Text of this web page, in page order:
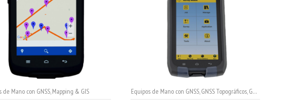
de Mano con GNSS,Mapping & GIS Equipos de Mano con GNSS,GNSS Topográficos,GPS Topografía